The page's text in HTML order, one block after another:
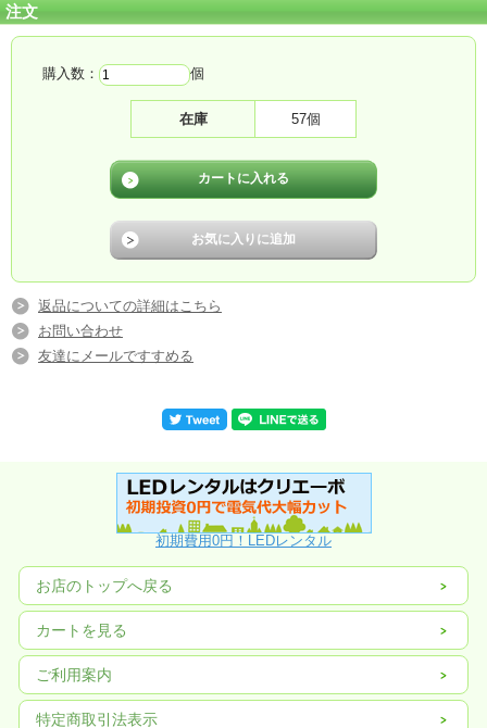
【仕 様】
・幅：1250mm /奥行：1920mm/高さ：87mm
・AC100V/200V対応可能
・電源内蔵型LED専用照明器具 両側給電仕様
注文
購入数： 個
在庫 57個
返品についての詳細はこちら
お問い合わせ
友達にメールですすめる
初期費用0円！LEDレンタル
お店のトップへ戻る
カートを見る
ご利用案内
特定商取引法表示